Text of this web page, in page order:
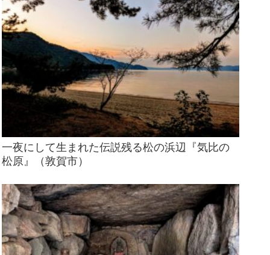
一夜にして生まれた伝説残る松の浜辺『気比の
松原』（敦賀市）